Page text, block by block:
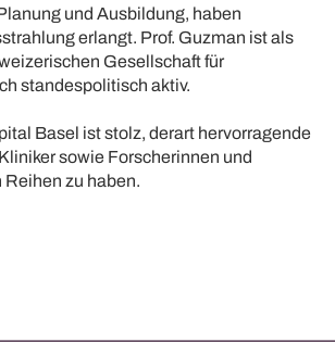
und Ausbildung, haben
erlangt. Prof. Guzman ist als
Gesellschaft für
standespolitisch aktiv.
Basel ist stolz, derart hervorragende
sowie Forscherinnen und
Reihen zu haben.